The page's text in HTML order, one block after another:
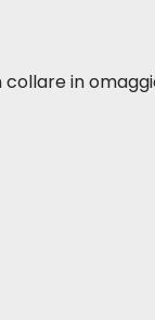
in